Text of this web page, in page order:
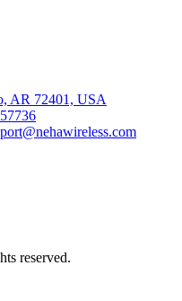
AR 72401, USA
reserved.